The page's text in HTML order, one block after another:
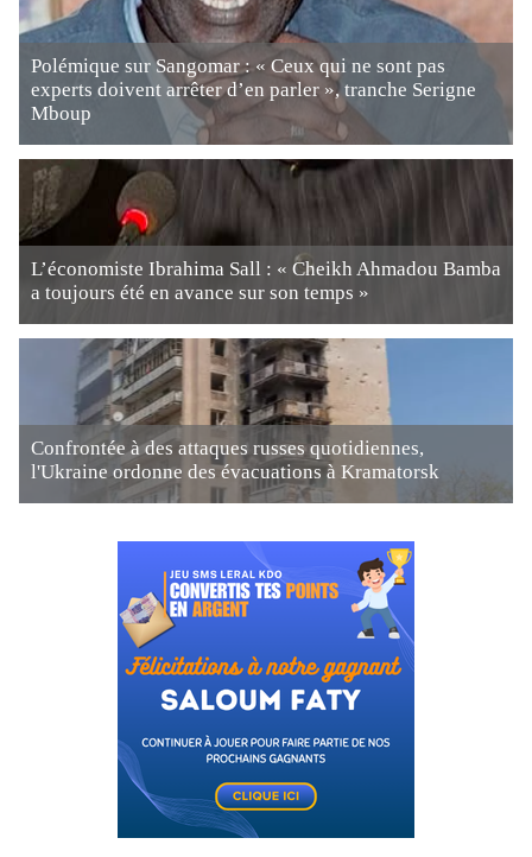
Polémique sur Sangomar : « Ceux qui ne sont pas
experts doivent arrêter d’en parler », tranche Serigne
Mboup
L’économiste Ibrahima Sall : « Cheikh Ahmadou Bamba
a toujours été en avance sur son temps »
Confrontée à des attaques russes quotidiennes,
l'Ukraine ordonne des évacuations à Kramatorsk